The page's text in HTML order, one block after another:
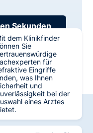
Sekunden
dem Klinikfinder
Sie
für
Eingriffe
was Ihnen
und
bei der
eines Arztes